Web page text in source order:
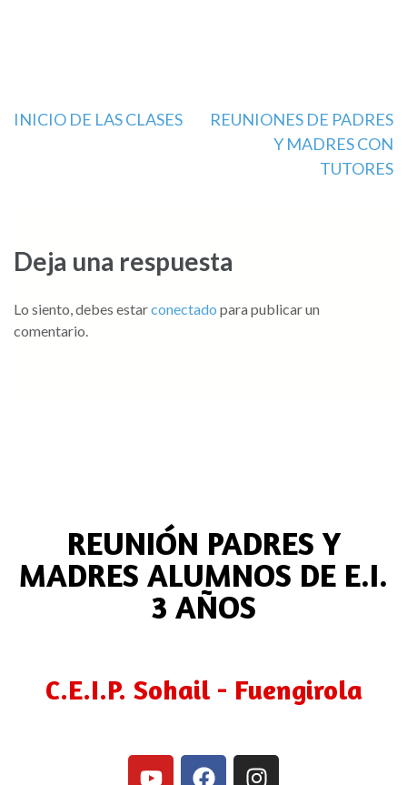
INICIO DE LAS CLASES
REUNIONES DE PADRES
Y MADRES CON
TUTORES
Deja una respuesta
Lo siento, debes estarconectado para publicar un
comentario.
REUNIÓN PADRES Y
MADRES ALUMNOS DE E.I.
3 AÑOS
C.E.I.P. Sohail - Fuengirola